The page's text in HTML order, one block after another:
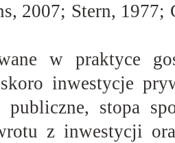
2007; Stern,
w praktyce
inwestycje
publiczne, stopa
z inwestycji